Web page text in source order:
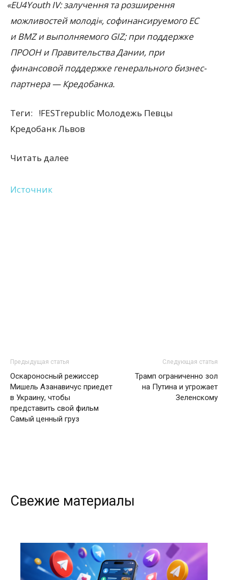
«EU4Youth IV: залучення та розширення
можливостей молоді«, софинансируемого ЕС
и BMZ и выполняемого GIZ; при поддержке
ПРООН и Правительства Дании, при
финансовой поддержке генерального бизнес-
партнера — Кредобанка.
Теги:
!FESTrepublic Молодежь Певцы
Кредобанк Львов
Читать далее
Источник
Предыдущая статья
Оскароносный режиссер
Мишель Азанавичус приедет
в Украину, чтобы
представить свой фильм
Самый ценный груз
Следующая статья
Трамп ограниченно зол
на Путина и угрожает
Зеленскому
Свежие материалы